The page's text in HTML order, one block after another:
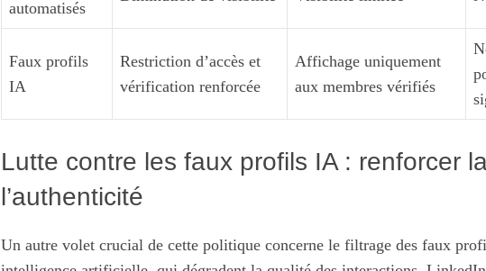
automatisés
Faux profils
IA
Restriction d’accès et
vérification renforcée
Affichage uniquement
aux membres vérifiés
Lutte contre les faux profils IA : renforcer
l’authenticité
Un autre volet crucial de cette politique concerne le filtrage des faux